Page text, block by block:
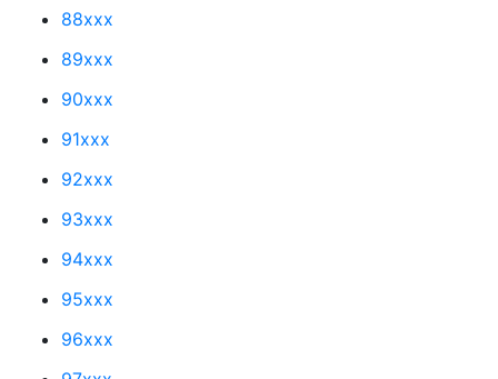
88xxx
89xxx
90xxx
91xxx
92xxx
93xxx
94xxx
95xxx
96xxx